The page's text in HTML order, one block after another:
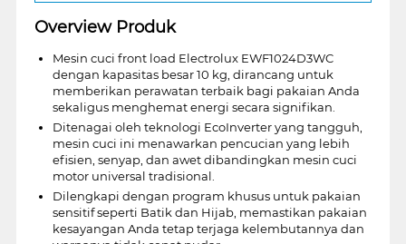
Overview Produk
Mesin cuci front load Electrolux EWF1024D3WC
dengan kapasitas besar 10 kg, dirancang untuk
memberikan perawatan terbaik bagi pakaian Anda
sekaligus menghemat energi secara signifikan.
Ditenagai oleh teknologi EcoInverter yang tangguh,
mesin cuci ini menawarkan pencucian yang lebih
efisien, senyap, dan awet dibandingkan mesin cuci
motor universal tradisional.
Dilengkapi dengan program khusus untuk pakaian
sensitif seperti Batik dan Hijab, memastikan pakaian
kesayangan Anda tetap terjaga kelembutannya dan